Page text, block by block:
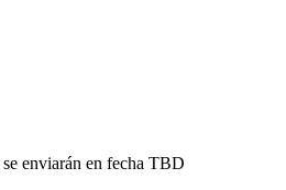
enviarán en fecha TBD